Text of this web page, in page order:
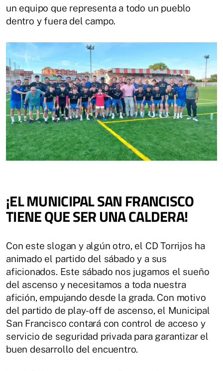
un equipo que representa a todo un pueblo
dentro y fuera del campo.
¡EL MUNICIPAL SAN FRANCISCO
TIENE QUE SER UNA CALDERA!
Con este slogan y algún otro, el CD Torrijos ha
animado el partido del sábado y a sus
aficionados. Este sábado nos jugamos el sueño
del ascenso y necesitamos a toda nuestra
afición, empujando desde la grada. Con motivo
del partido de play-off de ascenso, el Municipal
San Francisco contará con control de acceso y
servicio de seguridad privada para garantizar el
buen desarrollo del encuentro.